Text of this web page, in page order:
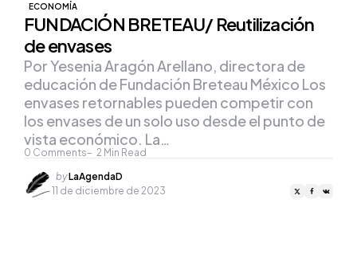
ECONOMÍA
FUNDACIÓN BRETEAU/ Reutilización
de envases
0 Comments 2 Min Read
Por Yesenia Aragón Arellano, directora de
educación de Fundación Breteau México Los
envases retornables pueden competir con
los envases de un solo uso desde el punto de
vista económico. La…
Posted
by
byLaAgendaD
11 de diciembre de 2023